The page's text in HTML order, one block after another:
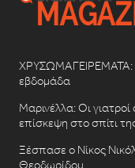
ΧΡΥΣΩΜΑΓΕΙΡΕΜΑΤΑ:
εβδομάδα
Μαρινέλλα: Οι
επίσκεψη στο σπίτι
Ξέσπασε ο Νίκος
Θεοδωρίδου